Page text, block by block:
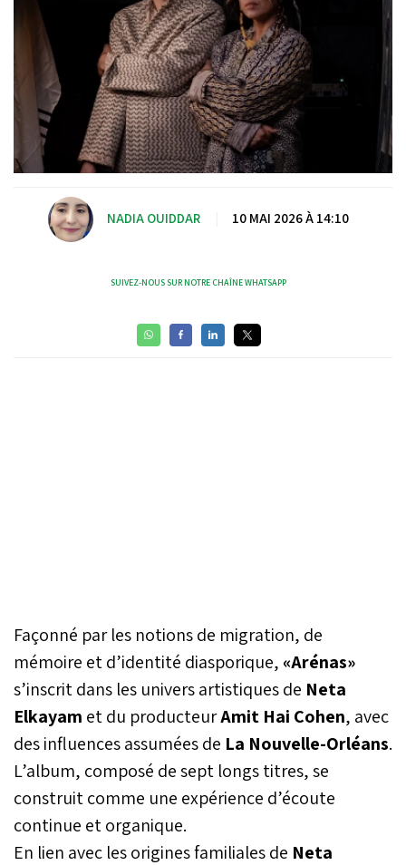
NADIA OUIDDAR 10 MAI 2026 À 14:10
SUIVEZ-NOUS SUR NOTRE CHAÎNE WHATSAPP
Façonné par les notions de migration, de
mémoire et d’identité diasporique, «Arénas»
s’inscrit dans les univers artistiques de Neta
Elkayam et du producteurAmit Hai Cohen, avec
des influences assumées de La Nouvelle-Orléans.
L’album, composé de sept longs titres, se
construit comme une expérience d’écoute
continue et organique.
En lien avec les origines familiales de Neta